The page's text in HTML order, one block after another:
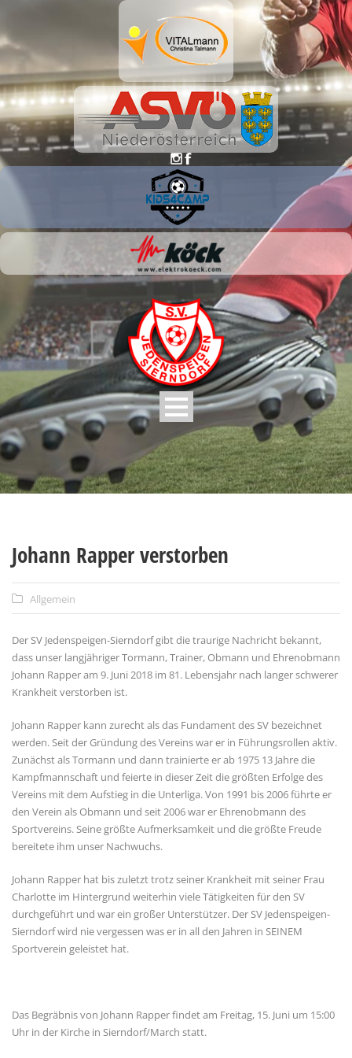
Johann Rapper verstorben
Allgemein
Der SV Jedenspeigen-Sierndorf gibt die traurige Nachricht bekannt,
dass unser langjähriger Tormann, Trainer, Obmann und Ehrenobmann
Johann Rapper am 9. Juni 2018 im 81. Lebensjahr nach langer schwerer
Krankheit verstorben ist.
Johann Rapper kann zurecht als das Fundament des SV bezeichnet
werden. Seit der Gründung des Vereins war er in Führungsrollen aktiv.
Zunächst als Tormann und dann trainierte er ab 1975 13 Jahre die
Kampfmannschaft und feierte in dieser Zeit die größten Erfolge des
Vereins mit dem Aufstieg in die Unterliga. Von 1991 bis 2006 führte er
den Verein als Obmann und seit 2006 war er Ehrenobmann des
Sportvereins. Seine größte Aufmerksamkeit und die größte Freude
bereitete ihm unser Nachwuchs.
Johann Rapper hat bis zuletzt trotz seiner Krankheit mit seiner Frau
Charlotte im Hintergrund weiterhin viele Tätigkeiten für den SV
durchgeführt und war ein großer Unterstützer. Der SV Jedenspeigen-
Sierndorf wird nie vergessen was er in all den Jahren in SEINEM
Sportverein geleistet hat.
Das Begräbnis von Johann Rapper findet am Freitag, 15. Juni um 15:00
Uhr in der Kirche in Sierndorf/March statt.